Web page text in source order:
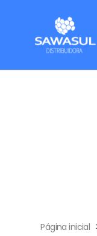
Página inicial